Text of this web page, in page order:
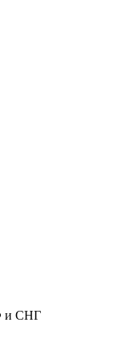
и СНГ